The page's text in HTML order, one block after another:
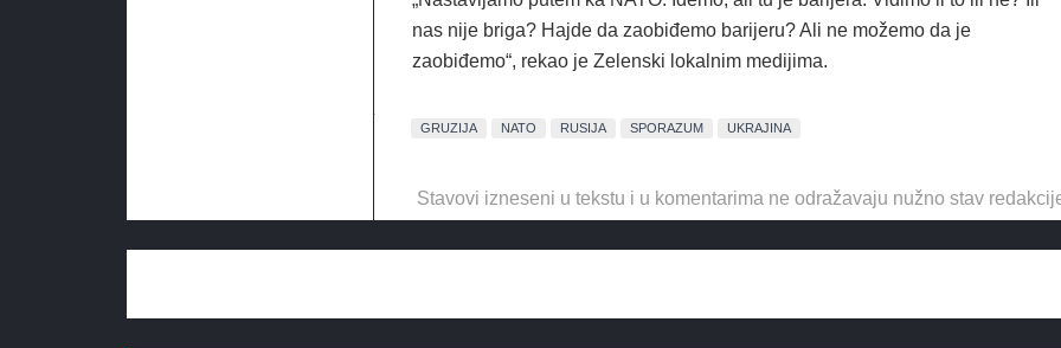
nas nije briga? Hajde da zaobiđemo barijeru? Ali ne možemo da je
zaobiđemo“, rekao je Zelenski lokalnim medijima.
GRUZIJA NATO RUSIJA SPORAZUM UKRAJINA
Stavovi izneseni u tekstu i u komentarima ne odražavaju nužno stav